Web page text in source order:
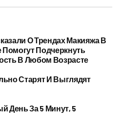
О Трендах Макияжа В
Помогут Подчеркнуть
В Любом Возрасте
Старят И Выглядят
День За 5 Минут, 5